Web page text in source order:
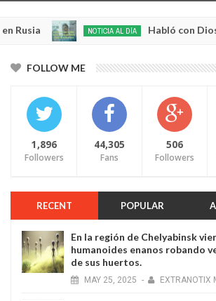
20250
NOTICIA AL DÍA Habló con Dios:
FOLLOW ME
1,896
Followers
44,305
Fans
506
Followers
RECENT POPULAR
En la región de Chelyabinsk
humanoides enanos robando
de sus huertos.
MAY 25, 2025 - EXTRANOTIX